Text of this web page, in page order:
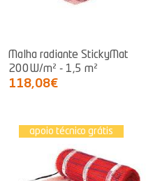
Malha radiante StickyMat
200W/m² - 1,5 m²
118,08€
apoio técnico grátis